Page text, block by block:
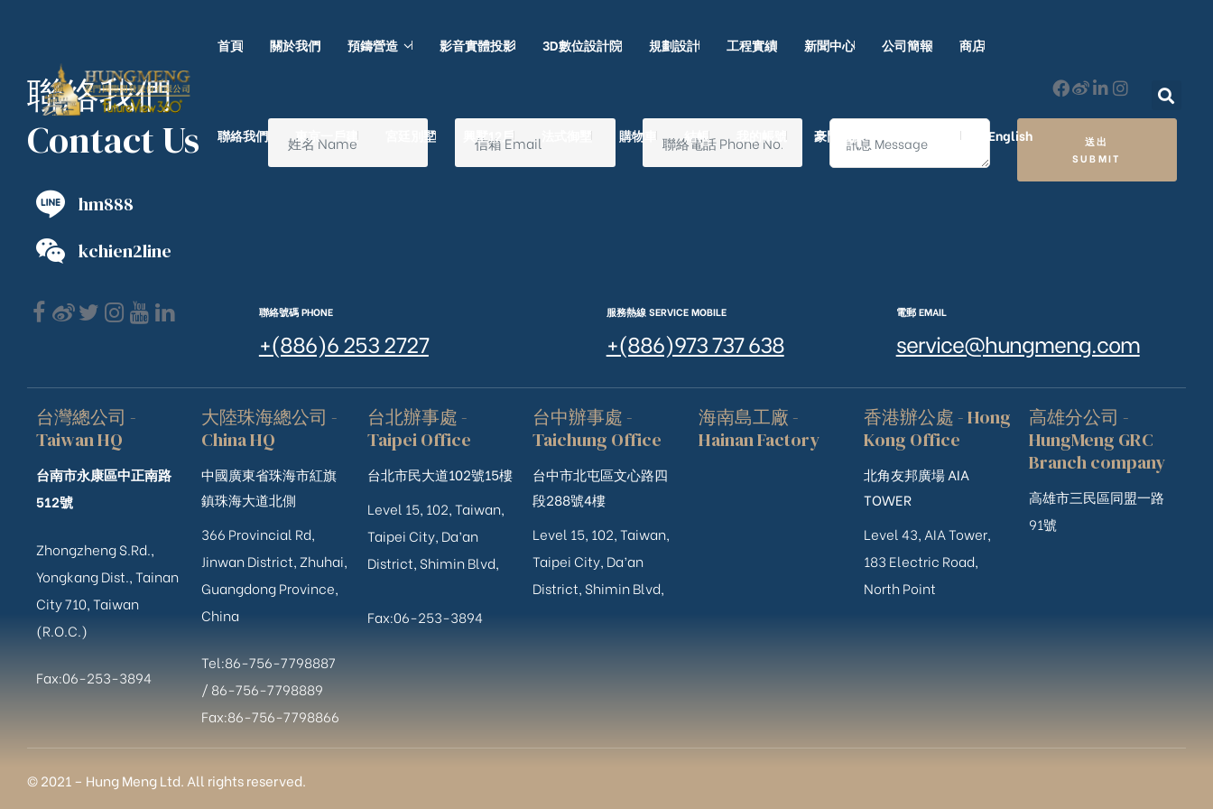
首頁 關於我們 預鑄營造 影音實體投影 3D數位設計院 規劃設計 工程實績 新聞中心 公司簡報 商店
聯絡我們 東京一戶建 宮廷別墅 興墅12戶 購物車 結帳 豪門國際 ｜ 50週年里程碑 English
聯絡我們
Contact Us
hm888
kchien2line
送出
SUBMIT
聯絡號碼 PHONE
+(886)6 253 2727
服務熱線 SERVICE MOBILE
+(886)973 737 638
電郵 EMAIL
service@hungmeng.com
台灣總公司 -
Taiwan HQ
台南市永康區中正南路
512號
Zhongzheng S.Rd.,
Yongkang Dist., Tainan
City 710, Taiwan
(R.O.C.)
Fax:06-253-3894
大陸珠海總公司 -
China HQ
中國廣東省珠海市紅旗
鎮珠海大道北側
366 Provincial Rd,
Jinwan District, Zhuhai,
Guangdong Province,
China
Tel:86-756-7798887
/ 86-756-7798889
Fax:86-756-7798866
台北辦事處 -
Taipei Office
台北市民大道102號15樓
Level 15, 102, Taiwan,
Taipei City, Da’an
District, Shimin Blvd,
Fax:06-253-3894
台中辦事處 -
Taichung Office
台中市北屯區文心路四
段288號4樓
Level 15, 102, Taiwan,
Taipei City, Da’an
District, Shimin Blvd,
海南島工廠 -
Hainan Factory
香港辦公處 - Hong
Kong Office
北角友邦廣場 AIA
TOWER
Level 43, AIA Tower,
183 Electric Road,
North Point
高雄分公司 -
HungMeng GRC
Branch company
高雄市三民區同盟一路
91號
© 2021 – Hung Meng Ltd. All rights reserved.